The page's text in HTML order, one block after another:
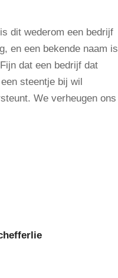
dit wederom een bedrijf
en een bekende naam is
dat een bedrijf dat
steentje bij wil
We verheugen ons